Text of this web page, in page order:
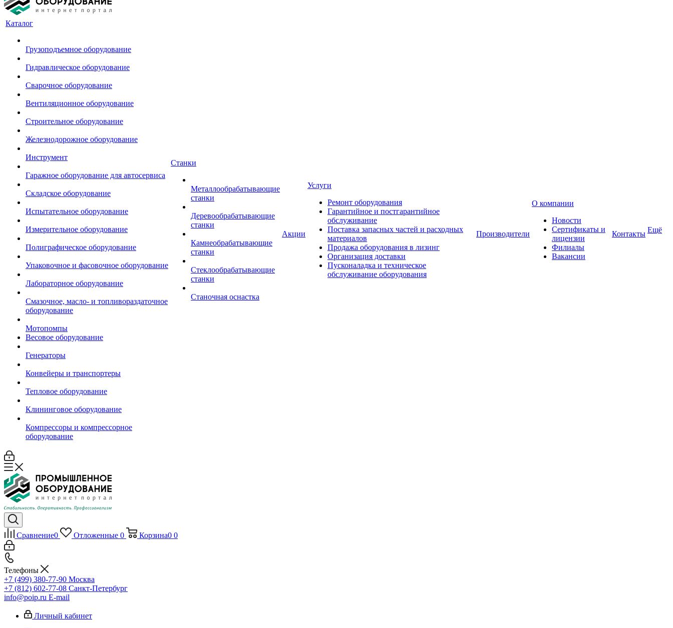
Каталог
Грузоподъемное оборудование
Гидравлическое оборудование
Сварочное оборудование
Вентиляционное оборудование
Строительное оборудование
Железнодорожное оборудование
Инструмент
Гаражное оборудование для автосервиса
Складское оборудование
Испытательное оборудование
Измерительное оборудование
Полиграфическое оборудование
Упаковочное и фасовочное оборудование
Лабораторное оборудование
Смазочное, масло- и топливораздаточное
оборудование
Мотопомпы
Весовое оборудование
Генераторы
Конвейеры и транспортеры
Тепловое оборудование
Клининговое оборудование
Компрессоры и компрессорное
оборудование
Станки
Металлообрабатывающие
станки
Деревообрабатывающие
станки
Камнеобрабатывающие
станки
Стеклообрабатывающие
станки
Станочная оснастка
Акции
Услуги
Ремонт оборудования
Гарантийное и постгарантийное
обслуживание
Поставка запасных частей и расходных
материалов
Продажа оборудования в лизинг
Организация доставки
Пусконаладка и техническое
обслуживание оборудования
Производители
О компании
Новости
Сертификаты и
лицензии
Филиалы
Вакансии
Контакты Ещё
Сравнение0 Отложенные 0 Корзина0 0
Телефоны
+7 (499) 380-77-90 Москва
+7 (812) 602-77-08 Санкт-Петербург
info@poip.ru E-mail
Личный кабинет